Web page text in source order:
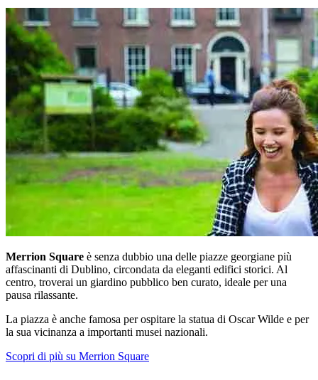
Merrion Square è senza dubbio una delle piazze georgiane più
affascinanti di Dublino, circondata da eleganti edifici storici. Al
centro, troverai un giardino pubblico ben curato, ideale per una
pausa rilassante.
La piazza è anche famosa per ospitare la statua di Oscar Wilde e per
la sua vicinanza a importanti musei nazionali.
Scopri di più su Merrion Square